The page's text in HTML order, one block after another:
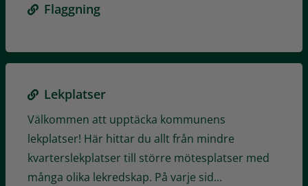
Flaggning
Lekplatser
Välkommen att upptäcka kommunens
lekplatser! Här hittar du allt från mindre
kvarterslekplatser till större mötesplatser med
många olika lekredskap. På varje sid...